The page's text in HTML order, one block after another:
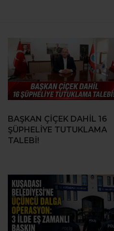
BAŞKAN ÇİÇEK DAHİL 16
ŞÜPHELİYE TUTUKLAMA
TALEBİ!